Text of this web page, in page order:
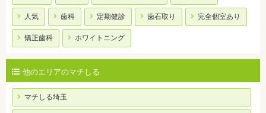
人気 歯科 定期健診 歯石取り 完全個室あり
矯正歯科 ホワイトニング
他のエリアのマチしる
マチしる埼玉